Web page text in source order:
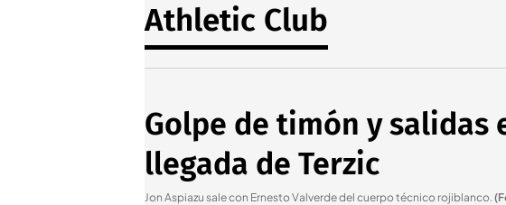
Athletic Club
Golpe de timón y salidas
llegada de Terzic
Jon Aspiazu sale con Ernesto Valverde del cuerpo técnico rojiblanco.